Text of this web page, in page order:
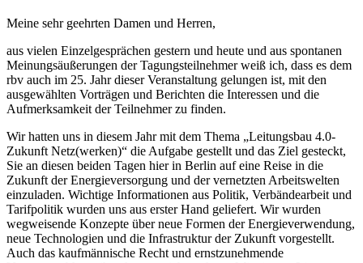
Meine sehr geehrten Damen und Herren,
aus vielen Einzelgesprächen gestern und heute und aus spontanen
Meinungsäußerungen der Tagungsteilnehmer weiß ich, dass es dem
rbv auch im 25. Jahr dieser Veranstaltung gelungen ist, mit den
ausgewählten Vorträgen und Berichten die Interessen und die
Aufmerksamkeit der Teilnehmer zu finden.
Wir hatten uns in diesem Jahr mit dem Thema „Leitungsbau 4.0-
Zukunft Netz(werken)“ die Aufgabe gestellt und das Ziel gesteckt,
Sie an diesen beiden Tagen hier in Berlin auf eine Reise in die
Zukunft der Energieversorgung und der vernetzten Arbeitswelten
einzuladen. Wichtige Informationen aus Politik, Verbändearbeit und
Tarifpolitik wurden uns aus erster Hand geliefert. Wir wurden
wegweisende Konzepte über neue Formen der Energieverwendung,
neue Technologien und die Infrastruktur der Zukunft vorgestellt.
Auch das kaufmännische Recht und ernstzunehmende